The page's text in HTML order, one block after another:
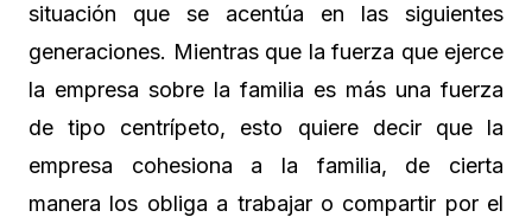
situación que se acentúa en las siguientes
generaciones. Mientras que la fuerza que ejerce
la empresa sobre la familia es más una fuerza
de tipo centrípeto, esto quiere decir que la
empresa cohesiona a la familia, de cierta
manera los obliga a trabajar o compartir por el